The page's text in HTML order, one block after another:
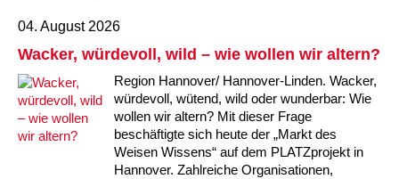
Kindertagesstätte Voltmerstraße
Kindertagesstätte Wiehbergstraße
04. August 2026
Wacker, würdevoll, wild – wie wollen wir altern?
Region Hannover/ Hannover-Linden. Wacker,
würdevoll, wütend, wild oder wunderbar: Wie
wollen wir altern? Mit dieser Frage
beschäftigte sich heute der „Markt des
Weisen Wissens“ auf dem PLATZprojekt in
Hannover. Zahlreiche Organisationen,